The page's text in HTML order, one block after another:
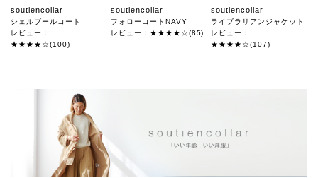
soutiencollar
シェルブールコート
レビュー：
★★★★☆(100)
soutiencollar
フォローコートNAVY
レビュー：★★★★☆(85)
soutiencollar
ライブラリアンジャケット
レビュー：
★★★★☆(107)